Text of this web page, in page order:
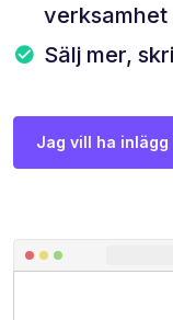
verksamhet
Sälj mer,
Jag vill ha